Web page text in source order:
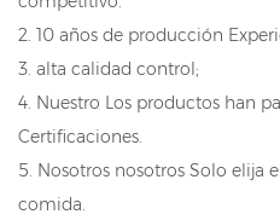
2. 10 años de producción
3. alta calidad control;
4. Nuestro Los productos han
Certificaciones.
5. Nosotros nosotros Solo elija
comida.